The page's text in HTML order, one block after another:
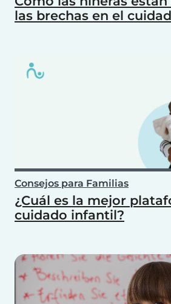
las brechas en el
Consejos para Familias
¿Cuál es la mejor
cuidado infantil?